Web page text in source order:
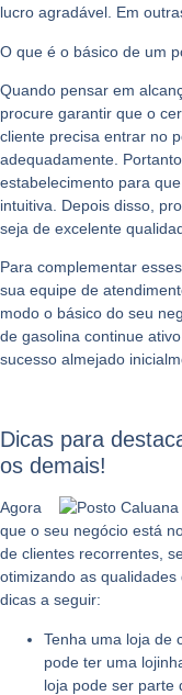
lucro agradável. Em
O que é o básico de um
Quando pensar em
procure garantir que o
cliente precisa entrar no
adequadamente.
estabelecimento para
intuitiva. Depois disso,
seja de excelente
Para complementar
sua equipe de
modo o básico do seu
de gasolina continue
sucesso almejado
Dicas para
os demais!
Agora
que o seu negócio está
de clientes recorrentes,
otimizando as
dicas a seguir:
Tenha uma loja de
pode ter uma
loja pode ser parte